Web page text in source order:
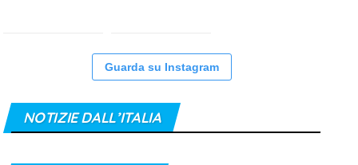
Guarda su Instagram
NOTIZIE DALL’ITALIA